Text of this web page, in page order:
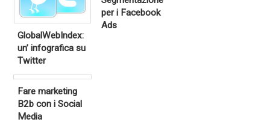
GlobalWebIndex:
un’ infografica su
Twitter
per i Facebook
Ads
Fare marketing
B2b con i Social
Media